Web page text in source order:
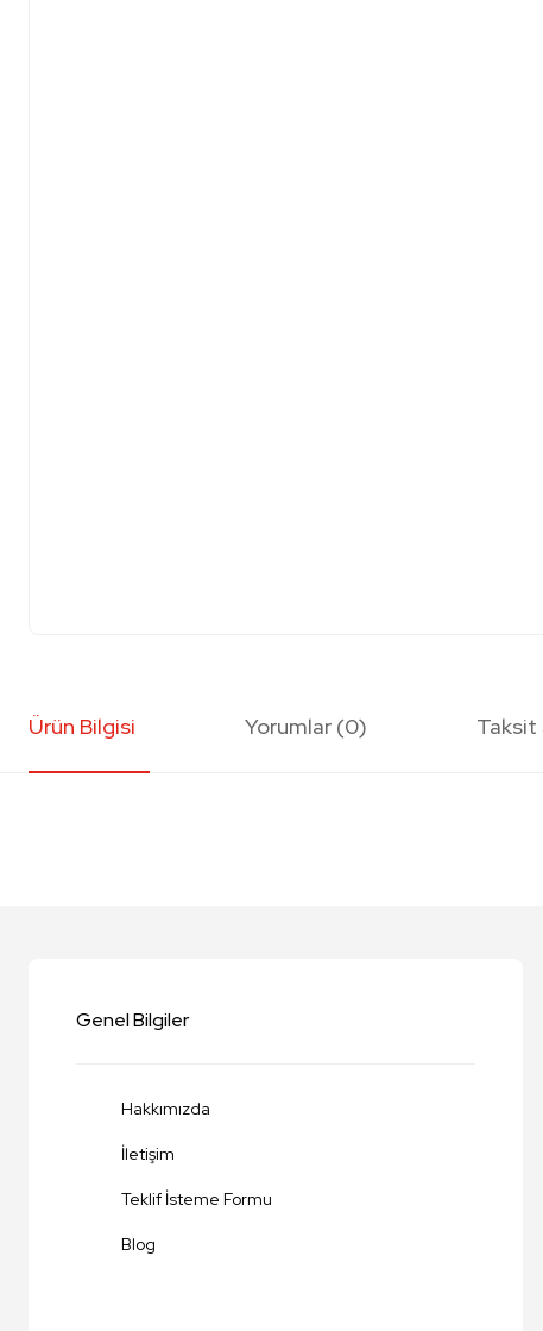
Ürün Bilgisi Yorumlar (0) Taksit
Bu ürüne benzer farklı alternatifler olmalı.
Genel Bilgiler
Hakkımızda
İletişim
Teklif İsteme Formu
Blog